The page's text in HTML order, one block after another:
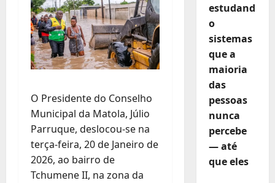
O Presidente do Conselho
Municipal da Matola, Júlio
Parruque, deslocou-se na
terça-feira, 20 de Janeiro de
2026, ao bairro de
Tchumene II, na zona da
estudand
o
sistemas
que a
maioria
das
pessoas
nunca
percebe
— até
que eles